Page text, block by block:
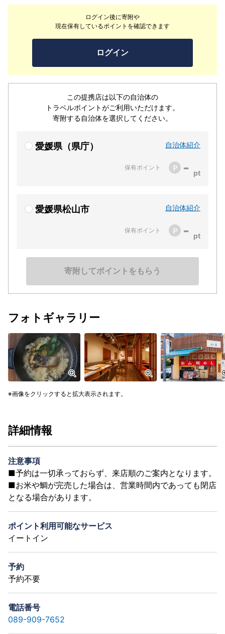
ログイン後に寄附や
現在保有しているポイントを確認できます
ログイン
この提携店は以下の自治体の
トラベルポイントがご利用いただけます。
寄附する自治体を選択してください。
愛媛県（県庁） 自治体紹介
保有ポイント -
愛媛県松山市 自治体紹介
保有ポイント -
寄附してポイントをもらう
つ丁寧に炊き上げるため、蓋を開けた瞬間に広がる香りと
絶妙なお焦げが格別です。また、もう一方の郷土料理「宇
和島鯛めし」も取り扱っており、一軒で愛媛の食文化を比
較堪能できるのも魅力です。落ち着いた和モダンな空間
で、瀬戸内の恵みを活かした一品料理や地酒と共に、贅沢
なひとときをお過ごしいただけます。
フォトギャラリー
画像をクリックすると拡大表示されます。
詳細情報
注意事項
■予約は一切承っておらず、来店順のご案内となります。
■お米や鯛が完売した場合は、営業時間内であっても閉店
となる場合があります。
ポイント利用可能なサービス
イートイン
予約
予約不要
電話番号
089-909-7652